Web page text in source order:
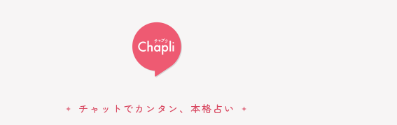
チャットでカンタン、本格占い